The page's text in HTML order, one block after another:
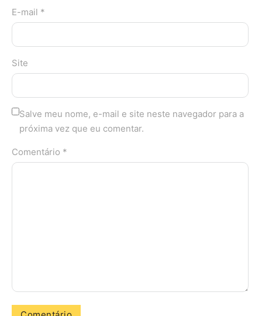
E-mail *
Site
Salve meu nome, e-mail e site neste navegador para a
próxima vez que eu comentar.
Comentário *